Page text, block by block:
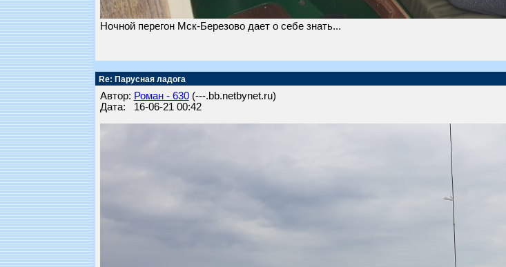
Ночной перегон Мск-Березово дает о себе знать...
Re: Парусная ладога
Автор: Роман - 630(---.bb.netbynet.ru)
Дата: 16-06-21 00:42